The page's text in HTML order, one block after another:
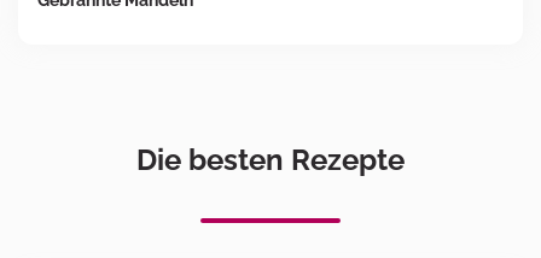
Die besten Rezepte